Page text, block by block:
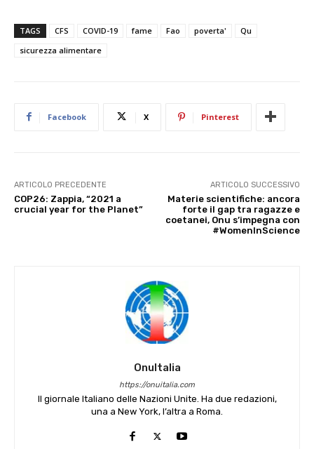
TAGS CFS COVID-19 fame Fao poverta'
Qu
sicurezza alimentare
Facebook X Pinterest
ARTICOLO PRECEDENTE
COP26: Zappia, “2021 a
crucial year for the Planet”
ARTICOLO SUCCESSIVO
Materie scientifiche: ancora
forte il gap tra ragazze e
coetanei, Onu s’impegna con
#WomenInScience
OnuItalia
https://onuitalia.com
Il giornale Italiano delle Nazioni Unite. Ha due redazioni,
una a New York, l’altra a Roma.